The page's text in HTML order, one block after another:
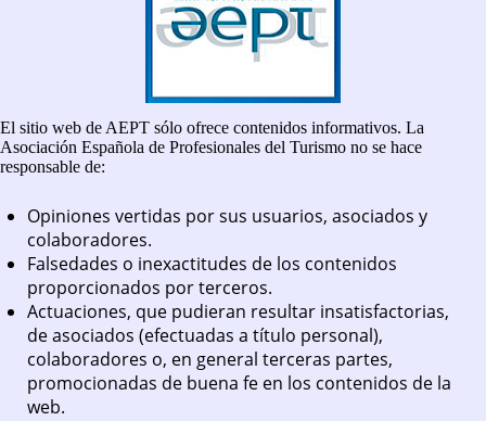
El sitio web de AEPT sólo ofrece contenidos informativos. La
Asociación Española de Profesionales del Turismo no se hace
responsable de:
Opiniones vertidas por sus usuarios, asociados y
colaboradores.
Falsedades o inexactitudes de los contenidos
proporcionados por terceros.
Actuaciones, que pudieran resultar insatisfactorias,
de asociados (efectuadas a título personal),
colaboradores o, en general terceras partes,
promocionadas de buena fe en los contenidos de la
web.